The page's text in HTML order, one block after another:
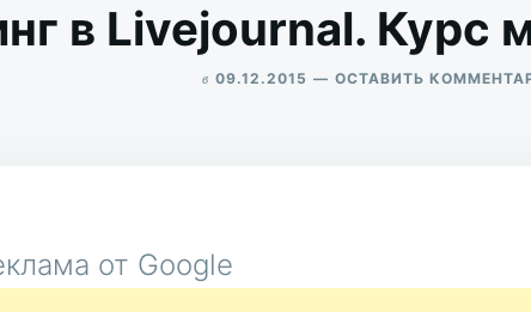
в Livejournal. Курс
в 09.12.2015 ОСТАВИТЬ
от Google